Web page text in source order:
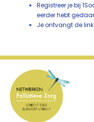
Registreer je bij
eerder hebt
Je ontvangt de